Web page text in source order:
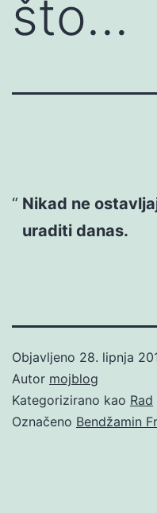
što…
Nikad ne
uraditi danas.
Objavljeno 28. lipnja
Autor mojblog
Kategorizirano kao Rad
Označeno Bendžamin